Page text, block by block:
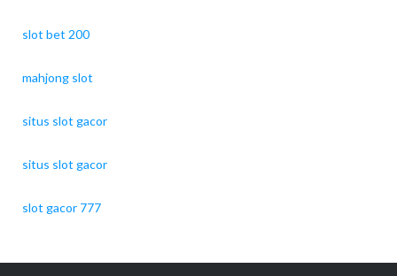
slot bet 200
mahjong slot
situs slot gacor
situs slot gacor
slot gacor 777